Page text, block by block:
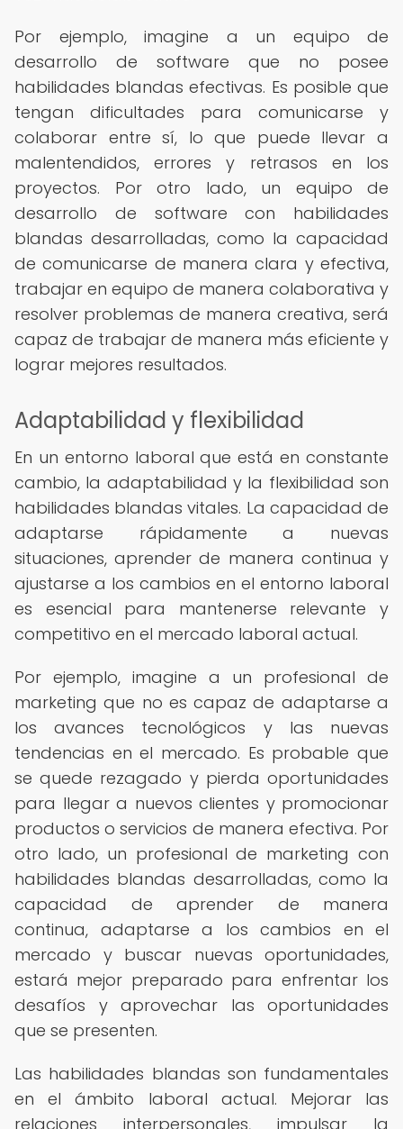
Por ejemplo, imagine a un equipo de
desarrollo de software que no posee
habilidades blandas efectivas. Es posible que
tengan dificultades para comunicarse y
colaborar entre sí, lo que puede llevar a
malentendidos, errores y retrasos en los
proyectos. Por otro lado, un equipo de
desarrollo de software con habilidades
blandas desarrolladas, como la capacidad
de comunicarse de manera clara y efectiva,
trabajar en equipo de manera colaborativa y
resolver problemas de manera creativa, será
capaz de trabajar de manera más eficiente y
lograr mejores resultados.
Adaptabilidad y flexibilidad
En un entorno laboral que está en constante
cambio, la adaptabilidad y la flexibilidad son
habilidades blandas vitales. La capacidad de
adaptarse rápidamente a nuevas
situaciones, aprender de manera continua y
ajustarse a los cambios en el entorno laboral
es esencial para mantenerse relevante y
competitivo en el mercado laboral actual.
Por ejemplo, imagine a un profesional de
marketing que no es capaz de adaptarse a
los avances tecnológicos y las nuevas
tendencias en el mercado. Es probable que
se quede rezagado y pierda oportunidades
para llegar a nuevos clientes y promocionar
productos o servicios de manera efectiva. Por
otro lado, un profesional de marketing con
habilidades blandas desarrolladas, como la
capacidad de aprender de manera
continua, adaptarse a los cambios en el
mercado y buscar nuevas oportunidades,
estará mejor preparado para enfrentar los
desafíos y aprovechar las oportunidades
que se presenten.
Las habilidades blandas son fundamentales
en el ámbito laboral actual. Mejorar las
relaciones interpersonales, impulsar la